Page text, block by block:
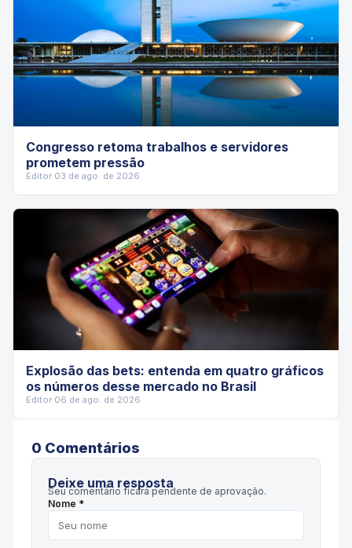
Congresso retoma trabalhos e servidores
prometem pressão
Editor·03 de ago. de 2026
Explosão das bets: entenda em quatro gráficos
os números desse mercado no Brasil
Editor·06 de ago. de 2026
0 Comentários
Deixe uma resposta
Seu comentário ficará pendente de aprovação.
Nome *